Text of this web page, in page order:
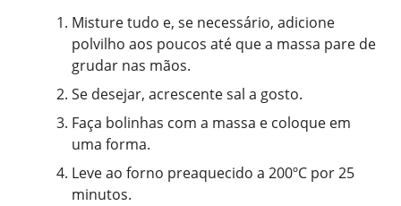
Misture tudo e, se necessário, adicione
polvilho aos poucos até que a massa pare de
grudar nas mãos.
Se desejar, acrescente sal a gosto.
Faça bolinhas com a massa e coloque em
uma forma.
Leve ao forno preaquecido a 200ºC por 25
minutos.